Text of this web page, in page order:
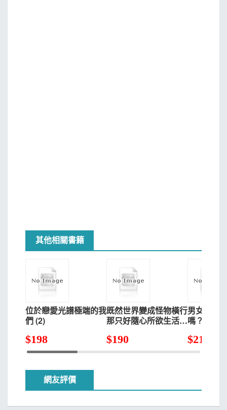
其他相關書籍
位於戀愛光譜極端的我
們 (2)
$198
既然世界變成怪物橫行
那只好隨心所欲生活下
$190
男女之間
嗎？（不
還單身就
吧？
$216
網友評價